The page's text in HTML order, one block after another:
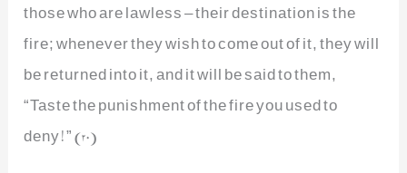
those who are lawless – their destination is the
fire; whenever they wish to come out of it, they will
be returned into it, and it will be said to them,
“Taste the punishment of the fire you used to
deny!” (20)